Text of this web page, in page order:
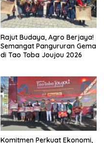
Rajut Budaya, Agro Berjaya!
Semangat Pangururan Gema
di Tao Toba Joujou 2026
Komitmen Perkuat Ekonomi,